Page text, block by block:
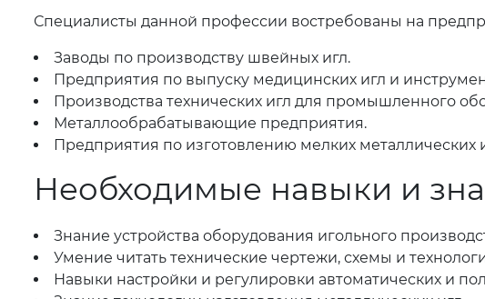
Специалисты данной профессии востребованы на
Заводы по производству швейных игл.
Предприятия по выпуску медицинских игл и
Производства технических игл для промышленного
Металлообрабатывающие предприятия.
Предприятия по изготовлению мелких металлических
Необходимые навыки и
Знание устройства оборудования игольного
Умение читать технические чертежи, схемы и
Навыки настройки и регулировки автоматических и